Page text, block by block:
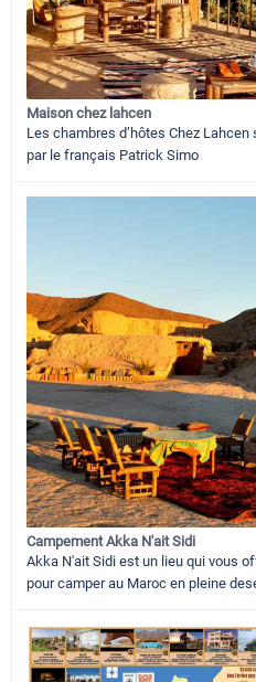
Maison chez lahcen
Les chambres d’hôtes Chez
par le français Patrick Simo
Campement Akka N'ait Sidi
Akka N'ait Sidi est un lieu qui vous
pour camper au Maroc en pleine